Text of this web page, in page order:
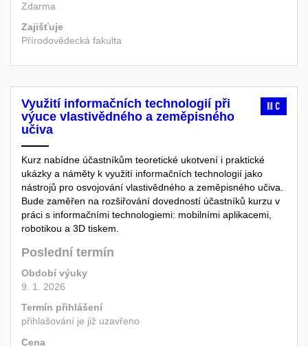
Zdarma
Zajišťuje
Přírodovědecká fakulta
Využití informačních technologií při
výuce vlastivědného a zeměpisného
učiva
MC
Kurz nabídne účastníkům teoretické ukotvení i praktické
ukázky a náměty k využití informačních technologií jako
nástrojů pro osvojování vlastivědného a zeměpisného učiva.
Bude zaměřen na rozšiřování dovedností účastníků kurzu v
práci s informačními technologiemi: mobilními aplikacemi,
robotikou a 3D tiskem.
Poslední termín
Období výuky
9. 1. 2026
Termín přihlášení
přihlašování je již uzavřeno
Cena